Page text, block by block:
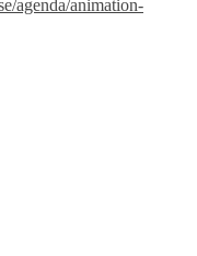
agenda/animation-